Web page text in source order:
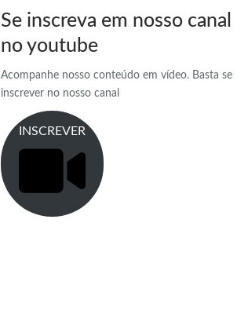
Se inscreva em nosso canal
no youtube
Acompanhe nosso conteúdo em vídeo. Basta se
inscrever no nosso canal
INSCREVER